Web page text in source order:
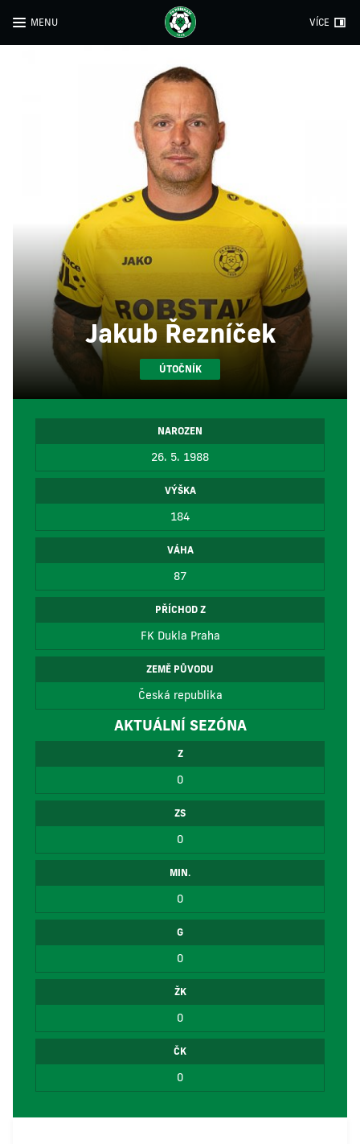
MENU VÍCE
Jakub Řezníček
ÚTOČNÍK
NAROZEN
26. 5. 1988
VÝŠKA
184
VÁHA
87
PŘÍCHOD Z
FK Dukla Praha
ZEMĚ PŮVODU
Česká republika
AKTUÁLNÍ SEZÓNA
Z
0
ZS
0
MIN.
0
G
0
ŽK
0
ČK
0